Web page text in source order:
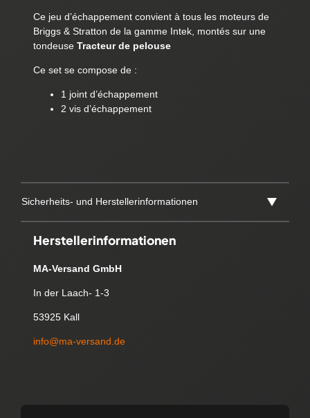
Ce jeu d’échappement convient à tous les moteurs de
Briggs & Stratton de la gamme Intek, montés sur une
tondeuse Tracteur de pelouse
Ce set se compose de :
1 joint d’échappement
2 vis d’échappement
Sicherheits- und Herstellerinformationen
Herstellerinformationen
MA-Versand GmbH
In der Laach- 1-3
53925 Kall
info@ma-versand.de